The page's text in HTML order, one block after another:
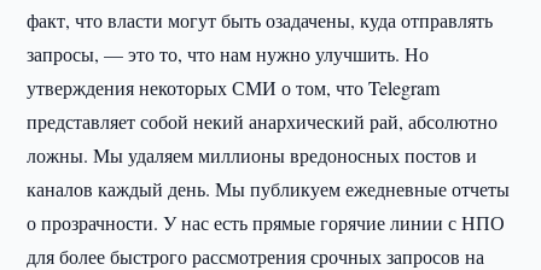
факт, что власти могут быть озадачены, куда отправлять
запросы, — это то, что нам нужно улучшить. Но
утверждения некоторых СМИ о том, что Telegram
представляет собой некий анархический рай, абсолютно
ложны. Мы удаляем миллионы вредоносных постов и
каналов каждый день. Мы публикуем ежедневные отчеты
о прозрачности. У нас есть прямые горячие линии с НПО
для более быстрого рассмотрения срочных запросов на